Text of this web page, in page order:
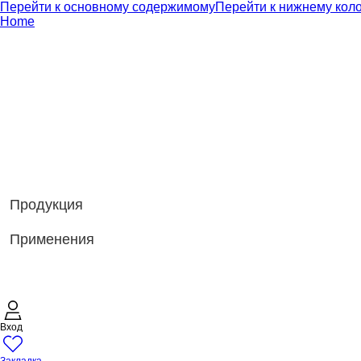
Перейти к основному содержимомуПерейти к нижнему
Home
Продукция
Применения
Вход